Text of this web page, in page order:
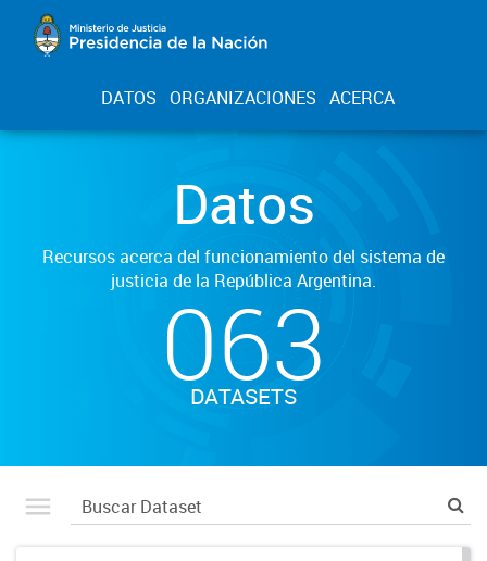
DATOS ORGANIZACIONES ACERCA
Datos
Recursos acerca del funcionamiento del sistema de
justicia de la República Argentina.
063
DATASETS